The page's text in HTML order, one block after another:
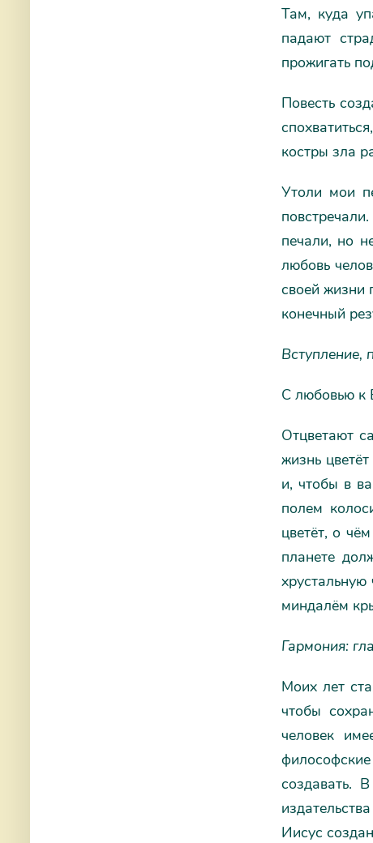
Там, куда
падают
прожигать
Повесть
костры зла
Утоли мои
печали, но
любовь
своей жизни
конечный
Вступление,
С любовью
Отцветают
жизнь
и, чтобы в
полем
цветёт, о
планете
миндалём
Гармония:
Моих лет
чтобы
человек
создавать.
Иисус